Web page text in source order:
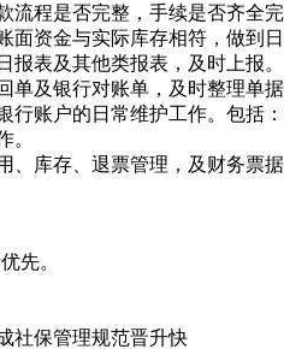
流程是否完整，手续是否齐全
面资金与实际库存相符，做到
报表及其他类报表，及时上报。
单及银行对账单，及时整理单
行账户的日常维护工作。包括
。
、库存、退票管理，及财务票据
先。
社保管理规范晋升快